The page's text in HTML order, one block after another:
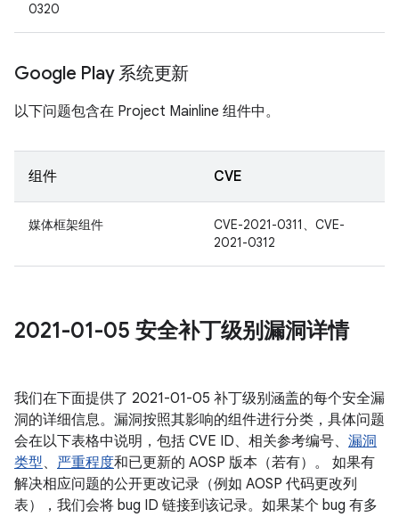
0320
Google Play 系统更新
以下问题包含在 Project Mainline 组件中。
组件 CVE
媒体框架组件
CVE-2021-0311、CVE-
2021-0312
2021-01-05 安全补丁级别漏洞详情
我们在下面提供了 2021-01-05 补丁级别涵盖的每个安全漏
洞的详细信息。漏洞按照其影响的组件进行分类，具体问题
会在以下表格中说明，包括 CVE ID、相关参考编号、 漏洞
类型、 严重程度和已更新的 AOSP 版本（若有）。 如果有
解决相应问题的公开更改记录（例如 AOSP 代码更改列
表），我们会将 bug ID 链接到该记录。如果某个 bug 有多